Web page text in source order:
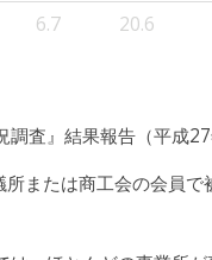
6.7 20.6
調査』結果報告（平成
または商工会の会員で